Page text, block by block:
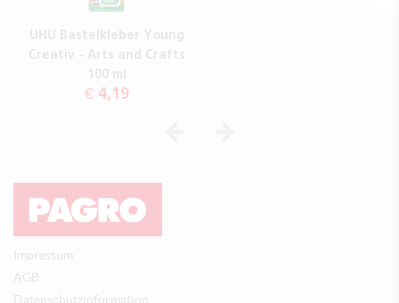
€ 4,19
Impressum
AGB
Datenschutzinformation